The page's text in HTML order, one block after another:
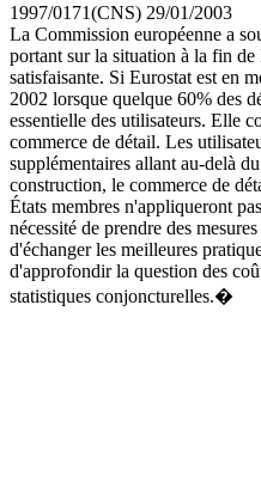
1997/0171(CNS) 29/01/2003
La Commission européenne a
portant sur la situation à la fin de
satisfaisante. Si Eurostat est en
2002 lorsque quelque 60% des
essentielle des utilisateurs. Elle
commerce de détail. Les
supplémentaires allant au-delà
construction, le commerce de
États membres n'appliqueront
nécessité de prendre des
d'échanger les meilleures
d'approfondir la question des
statistiques conjoncturelles.�